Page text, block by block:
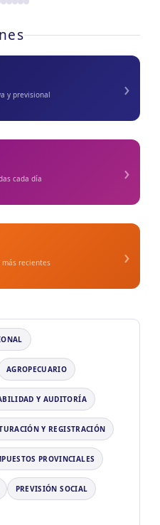
y previsional ›
cada día ›
más recientes ›
AGROPECUARIO
Y AUDITORÍA
Y REGISTRACIÓN
PROVINCIALES
PREVISIÓN SOCIAL